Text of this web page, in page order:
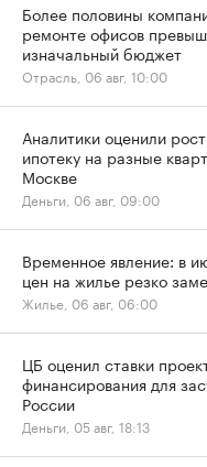
Более половины
ремонте офисов
изначальный бюджет
Отрасль, 06 авг, 10:00
Аналитики оценили
ипотеку на разные
Москве
Деньги, 06 авг, 09:00
Временное явление: в
цен на жилье резко
Жилье, 06 авг, 06:00
ЦБ оценил ставки
финансирования для
России
Деньги, 05 авг, 18:13